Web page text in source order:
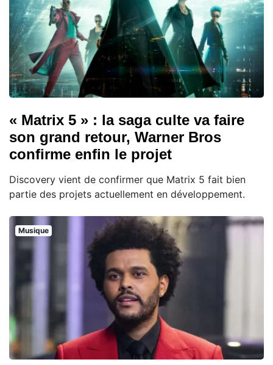
« Matrix 5 » : la saga culte va faire
son grand retour, Warner Bros
confirme enfin le projet
Discovery vient de confirmer que Matrix 5 fait bien
partie des projets actuellement en développement.
Musique